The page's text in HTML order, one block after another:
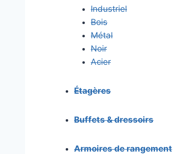
Industriel
Bois
Métal
Noir
Acier
Étagères
Buffets & dressoirs
Armoires de rangement